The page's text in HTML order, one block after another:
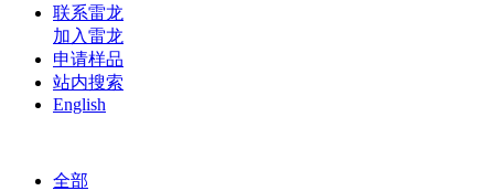
联系雷龙
加入雷龙
申请样品
站内搜索
English
全部